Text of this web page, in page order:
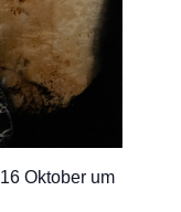
16 Oktober um